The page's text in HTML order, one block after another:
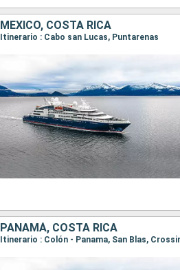
MÉXICO, COSTA RICA
Itinerario : Cabo san Lucas, Puntarenas
PANAMÁ, COSTA RICA